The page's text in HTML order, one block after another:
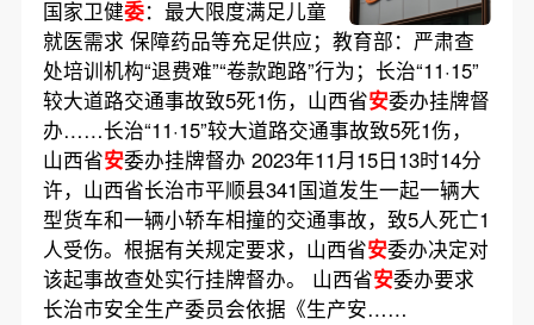
国家卫健委：最大限度满足儿童
就医需求 保障药品等充足供应；教育部：严肃查
处培训机构“退费难”“卷款跑路”行为；长治“11·15”
较大道路交通事故致5死1伤，山西省安委办挂牌督
办……长治“11·15”较大道路交通事故致5死1伤，
山西省安委办挂牌督办 2023年11月15日13时14分
许，山西省长治市平顺县341国道发生一起一辆大
型货车和一辆小轿车相撞的交通事故，致5人死亡1
人受伤。根据有关规定要求，山西省安委办决定对
该起事故查处实行挂牌督办。 山西省安委办要求
长治市安全生产委员会依据《生产安……